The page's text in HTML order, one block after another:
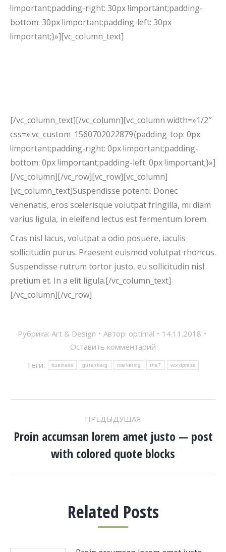
!important;padding-right: 30px !important;padding-
bottom: 30px !important;padding-left: 30px
!important;}»][vc_column_text]
[/vc_column_text][/vc_column][vc_column width=»1/2″
css=».vc_custom_1560702022879{padding-top: 0px
!important;padding-right: 0px !important;padding-
bottom: 0px !important;padding-left: 0px !important;}»]
[/vc_column][/vc_row][vc_row][vc_column]
[vc_column_text]Suspendisse potenti. Donec
venenatis, eros scelerisque volutpat fringilla, mi diam
varius ligula, in eleifend lectus est fermentum lorem.
Cras nisl lacus, volutpat a odio posuere, iaculis
sollicitudin purus. Praesent euismod volutpat rhoncus.
Suspendisse rutrum tortor justo, eu sollicitudin nisl
pretium et. In a elit ligula.[/vc_column_text]
[/vc_column][/vc_row]
Рубрика: Art & Design Автор: optimal
14.11.2018
Оставить комментарий
Теги:
business gutenberg marketing the7 wordpress
НАВИГАЦИЯ
ПО
ЗАПИСЯМ
ПРЕДЫДУЩАЯ
Предыдущая
запись:
Proin accumsan lorem amet justo — post
with colored quote blocks
Related Posts